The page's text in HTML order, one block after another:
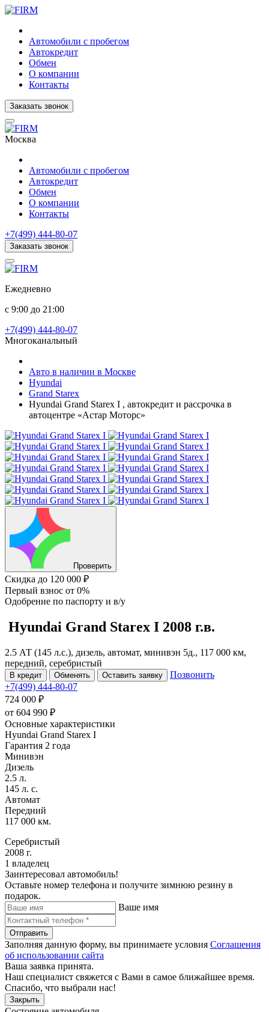
Автомобили с пробегом
Автокредит
Обмен
О компании
Контакты
Заказать звонок
Москва
Автомобили с пробегом
Автокредит
Обмен
О компании
Контакты
+7(499) 444-80-07
Заказать звонок
Ежедневно
с 9:00 до 21:00
+7(499) 444-80-07
Многоканальный
Авто в наличии в Москве
Hyundai
Grand Starex
Hyundai Grand Starex I , автокредит и рассрочка в
автоцентре «Астар Моторс»
Проверить
Скидка до 120 000 ₽
Первый взнос от 0%
Одобрение по паспорту и в/у
Hyundai Grand Starex I 2008 г.в.
2.5 АТ (145 л.с.), дизель, автомат, минивэн 5д., 117 000 км,
передний, серебристый
В кредит Обменять Оставить заявку
Позвонить
+7(499) 444-80-07
724 000 ₽
от 604 990 ₽
Основные характеристики
Hyundai Grand Starex I
Гарантия 2 года
Минивэн
Дизель
2.5 л.
145 л. с.
Автомат
Передний
117 000 км.
Серебристый
2008 г.
1 владелец
Заинтересовал автомобиль!
Оставьте номер телефона и получите зимнюю резину в
подарок.
Ваше имя
Отправить
Заполняя данную форму, вы принимаете условия Соглашения
об использовании сайта
Ваша заявка принята.
Наш специалист свяжется с Вами в самое ближайшее время.
Спасибо, что выбрали нас!
Закрыть